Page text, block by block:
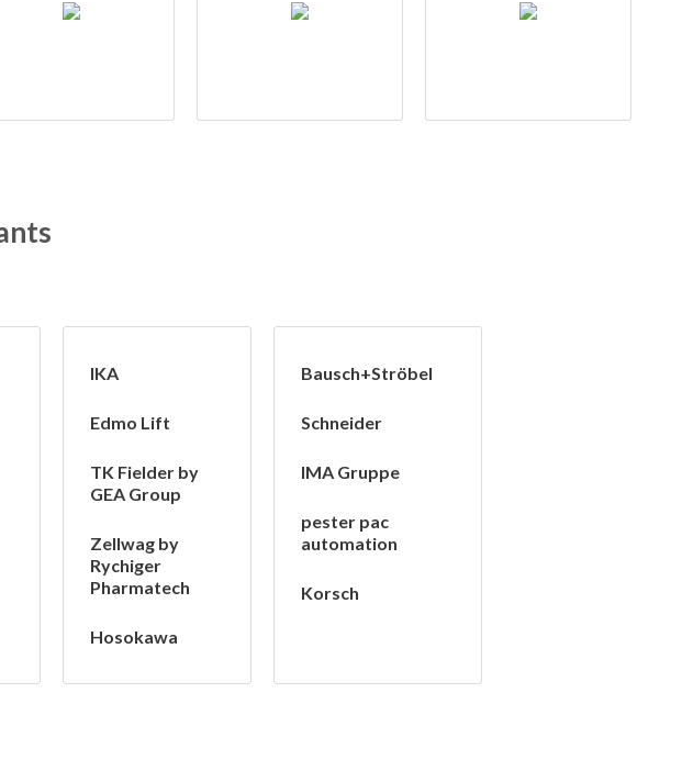
IKA
Edmo Lift
TK Fielder by
GEA Group
Zellwag by
Rychiger
Pharmatech
Hosokawa
Bausch+Ströbel
Schneider
IMA Gruppe
pester pac
automation
Korsch